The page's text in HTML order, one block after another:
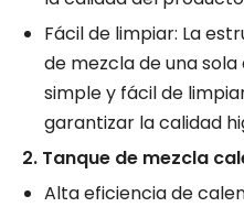
Fácil de limpiar: La
de mezcla de una
simple y fácil de
garantizar la calidad
2. Tanque de mezcla
Alta eficiencia de